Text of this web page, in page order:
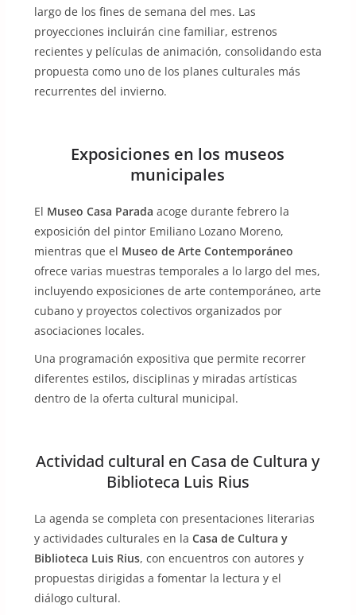
largo de los fines de semana del mes. Las
proyecciones incluirán cine familiar, estrenos
recientes y películas de animación, consolidando esta
propuesta como uno de los planes culturales más
recurrentes del invierno.
Exposiciones en los museos
municipales
El Museo Casa Parada acoge durante febrero la
exposición del pintor Emiliano Lozano Moreno,
mientras que el Museo de Arte Contemporáneo
ofrece varias muestras temporales a lo largo del mes,
incluyendo exposiciones de arte contemporáneo, arte
cubano y proyectos colectivos organizados por
asociaciones locales.
Una programación expositiva que permite recorrer
diferentes estilos, disciplinas y miradas artísticas
dentro de la oferta cultural municipal.
Actividad cultural en Casa de Cultura y
Biblioteca Luis Rius
La agenda se completa con presentaciones literarias
y actividades culturales en la Casa de Cultura y
Biblioteca Luis Rius, con encuentros con autores y
propuestas dirigidas a fomentar la lectura y el
diálogo cultural.